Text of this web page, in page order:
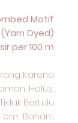
Motif
Dyed)
per 100 m
Karena
Halus,
BerLulu
cm Bahan :